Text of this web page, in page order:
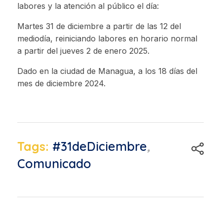
labores y la atención al público el día:
Martes 31 de diciembre a partir de las 12 del
mediodía, reiniciando labores en horario normal
a partir del jueves 2 de enero 2025.
Dado en la ciudad de Managua, a los 18 días del
mes de diciembre 2024.
Tags: #31deDiciembre,
Comunicado